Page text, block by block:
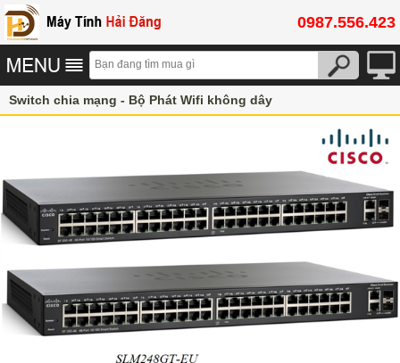
0987.556.423
Switch chia mạng - Bộ Phát Wifi không dây